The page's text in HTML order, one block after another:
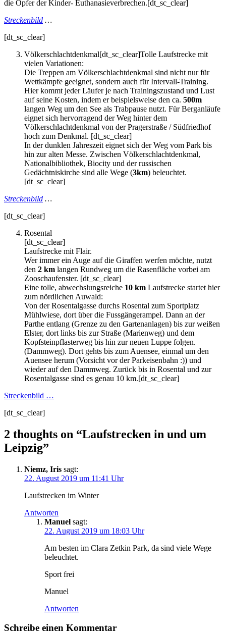
die Opfer der Kinder- Euthanasieverbrechen.[dt_sc_clear]
Streckenbild …
[dt_sc_clear]
Völkerschlachtdenkmal[dt_sc_clear]Tolle Laufstrecke mit
vielen Variationen:
Die Treppen am Völkerschlachtdenkmal sind nicht nur für
Wettkämpfe geeignet, sondern auch für Intervall-Training.
Hier kommt jeder Läufer je nach Trainingszustand und Lust
auf seine Kosten, indem er beispielsweise den ca. 500m
langen Weg um den See als Trabpause nutzt. Für Berganläufe
eignet sich hervorragend der Weg hinter dem
Völkerschlachtdenkmal von der Pragerstraße / Südfriedhof
hoch zum Denkmal. [dt_sc_clear]
In der dunklen Jahreszeit eignet sich der Weg vom Park bis
hin zur alten Messe. Zwischen Völkerschlachtdenkmal,
Nationalbibliothek, Biocity und der russischen
Gedächtniskirche sind alle Wege (3km) beleuchtet.
[dt_sc_clear]
Streckenbild …
[dt_sc_clear]
Rosental
[dt_sc_clear]
Laufstrecke mit Flair.
Wer immer ein Auge auf die Giraffen werfen möchte, nutzt
den 2 km langen Rundweg um die Rasenfläche vorbei am
Zooschaufenster. [dt_sc_clear]
Eine tolle, abwechslungsreiche 10 km Laufstrecke startet hier
zum nördlichen Auwald:
Von der Rosentalgasse durchs Rosental zum Sportplatz
Mühlwiese, dort über die Fussgängerampel. Dann an der
Parthe entlang (Grenze zu den Gartenanlagen) bis zur weißen
Elster, dort links bis zur Straße (Marienweg) und dem
Kopfsteinpflasterweg bis hin zur neuen Luppe folgen.
(Dammweg). Dort gehts bis zum Auensee, einmal um den
Auensee herum (Vorsicht vor der Parkeisenbahn :)) und
wieder auf den Dammweg. Zurück bis in Rosental und zur
Rosentalgasse sind es genau 10 km.[dt_sc_clear]
Streckenbild …
[dt_sc_clear]
2 thoughts on “Laufstrecken in und um
Leipzig”
Niemz, Iris sagt:
22. August 2019 um 11:41 Uhr
Laufstrecken im Winter
Antworten
Manuel sagt:
22. August 2019 um 18:03 Uhr
Am besten im Clara Zetkin Park, da sind viele Wege
beleuchtet.
Sport frei
Manuel
Antworten
Schreibe einen Kommentar